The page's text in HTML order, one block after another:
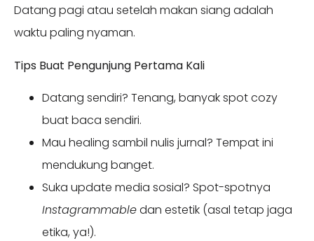
Datang pagi atau setelah makan siang adalah
waktu paling nyaman.
Tips Buat Pengunjung Pertama Kali
Datang sendiri? Tenang, banyak spot cozy
buat baca sendiri.
Mau healing sambil nulis jurnal? Tempat ini
mendukung banget.
Suka update media sosial? Spot-spotnya
Instagrammabledan estetik (asal tetap jaga
etika, ya!).